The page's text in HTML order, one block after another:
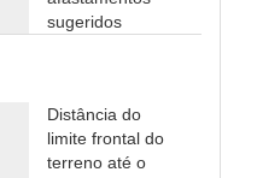
sugeridos
Distância do
limite frontal do
terreno até o